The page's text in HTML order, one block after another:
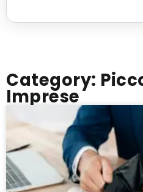
Category:
Imprese